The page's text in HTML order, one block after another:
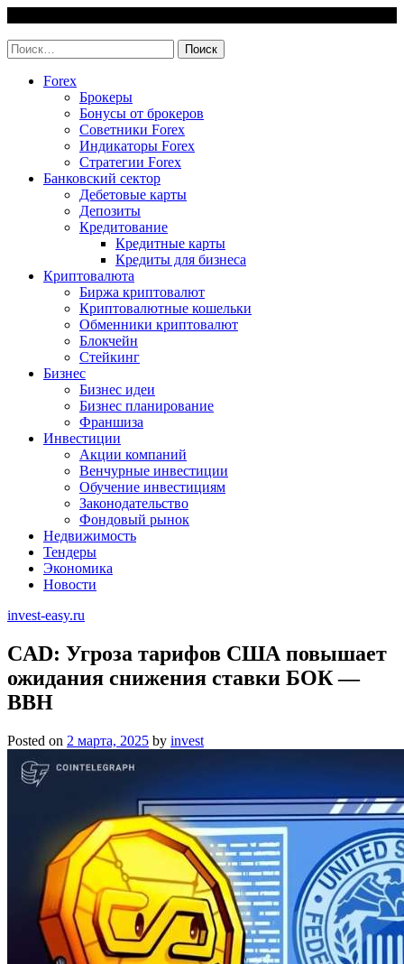
content
Найти:
Forex
Брокеры
Бонусы от брокеров
Советники Forex
Индикаторы Forex
Стратегии Forex
Банковский сектор
Дебетовые карты
Депозиты
Кредитование
Кредитные карты
Кредиты для бизнеса
Криптовалюта
Биржа криптовалют
Криптовалютные кошельки
Обменники криптовалют
Блокчейн
Стейкинг
Бизнес
Бизнес идеи
Бизнес планирование
Франшиза
Инвестиции
Акции компаний
Венчурные инвестиции
Обучение инвестициям
Законодательство
Фондовый рынок
Недвижимость
Тендеры
Экономика
Новости
invest-easy.ru
CAD: Угроза тарифов США повышает
ожидания снижения ставки БОК —
BBH
Posted on 2 марта, 2025 by invest